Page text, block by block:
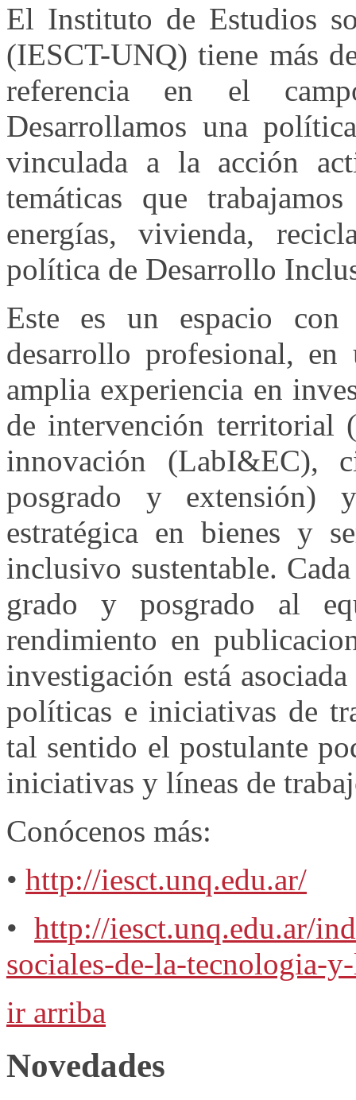
El Instituto de Estudios
(IESCT-UNQ) tiene más
referencia en el
Desarrollamos una
vinculada a la acción
temáticas que
energías, vivienda,
política de Desarrollo
Este es un espacio con
desarrollo profesional,
amplia experiencia en
de intervención territorial
innovación (LabI&EC),
posgrado y extensión)
estratégica en bienes y
inclusivo sustentable.
grado y posgrado al
rendimiento en
investigación está
políticas e iniciativas de
tal sentido el postulante
iniciativas y líneas de
Conócenos más:
• http://iesct.unq.edu.ar/
• http://iesct.unq.edu.ar/
sociales-de-la-tecnologia-
ir arriba
Novedades